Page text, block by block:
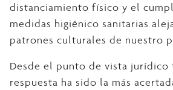
distanciamiento físico y el
medidas higiénico sanitarias
patrones culturales de nuestro
Desde el punto de vista jurídico
respuesta ha sido la más